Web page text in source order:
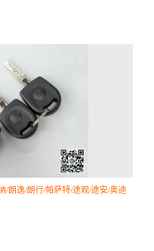
/朗逸/朗行/帕萨特/途观/途安/奥迪